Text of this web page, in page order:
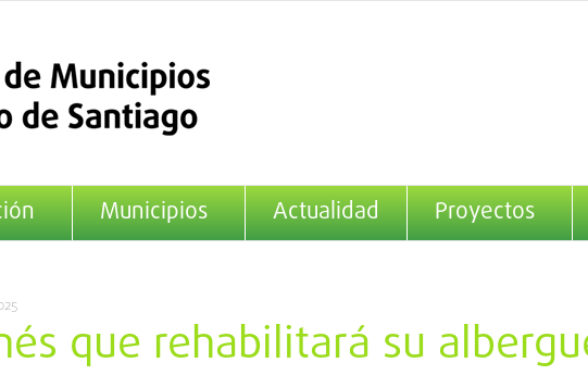
Municipios Actualidad Proyectos
que rehabilitará su